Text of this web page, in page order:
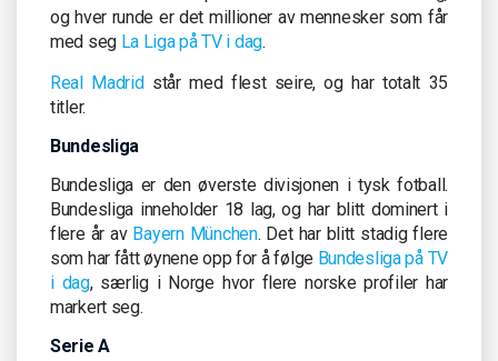
og hver runde er det millioner av mennesker som får
med seg La Liga på TV i dag.
Real Madridstår med flest seire, og har totalt 35
titler.
Bundesliga
Bundesliga er den øverste divisjonen i tysk fotball.
Bundesliga inneholder 18 lag, og har blitt dominert i
flere år av Bayern München. Det har blitt stadig flere
som har fått øynene opp for å følge Bundesliga på TV
i dag, særlig i Norge hvor flere norske profiler har
markert seg.
Serie A